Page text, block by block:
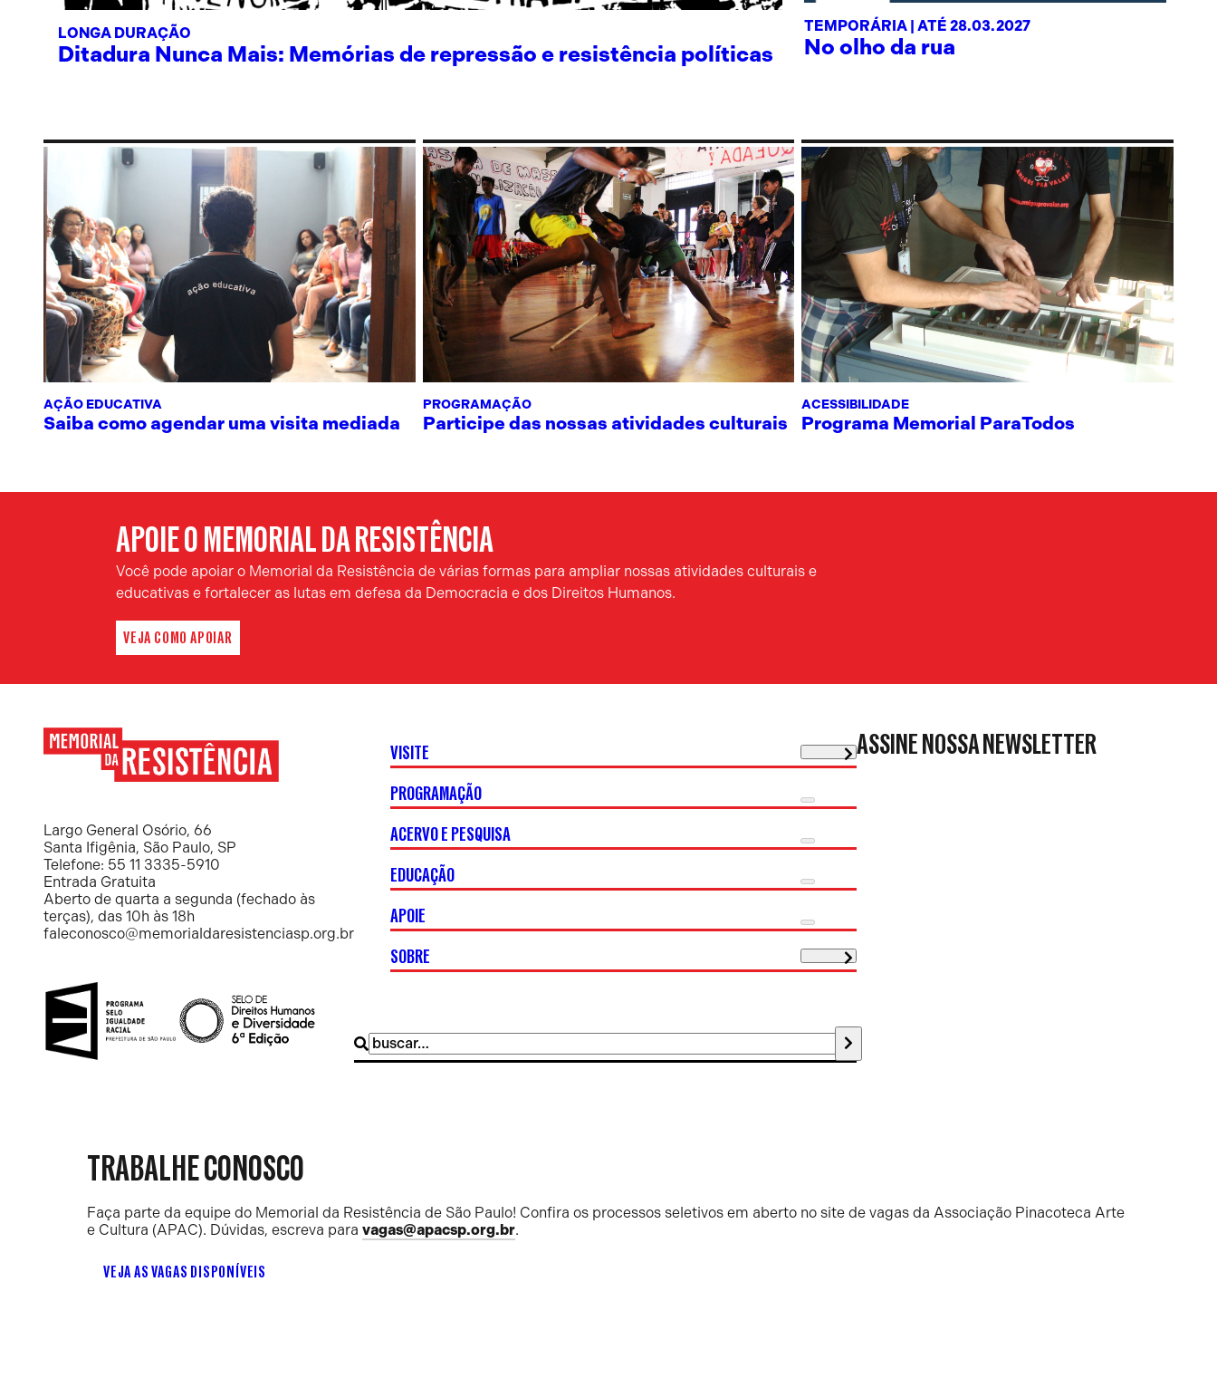
LONGA DURAÇÃO
Ditadura Nunca Mais: Memórias de repressão e resistência políticas
TEMPORÁRIA | ATÉ 28.03.2027
No olho da rua
AÇÃO EDUCATIVA
Saiba como agendar uma visita mediada
PROGRAMAÇÃO
Participe das nossas atividades culturais
ACESSIBILIDADE
Programa Memorial ParaTodos
APOIE O MEMORIAL DA RESISTÊNCIA
Você pode apoiar o Memorial da Resistência de várias formas para ampliar nossas atividades culturais e
educativas e fortalecer as lutas em defesa da Democracia e dos Direitos Humanos.
VEJA COMO APOIAR
Resistência
Largo General Osório, 66
Santa Ifigênia, São Paulo, SP
Telefone: 55 11 3335-5910
Entrada Gratuita
Aberto de quarta a segunda (fechado às
terças), das 10h às 18h
faleconosco@memorialdaresistenciasp.org.br
Buscar
por:
VISITE
PROGRAMAÇÃO
ACERVO E PESQUISA
EDUCAÇÃO
APOIE
SOBRE
ASSINE NOSSA NEWSLETTER
TRABALHE CONOSCO
Faça parte da equipe do Memorial da Resistência de São Paulo! Confira os processos seletivos em aberto no site de vagas da Associação Pinacoteca Arte
e Cultura (APAC). Dúvidas, escreva para vagas@apacsp.org.br.
VEJA AS VAGAS DISPONÍVEIS